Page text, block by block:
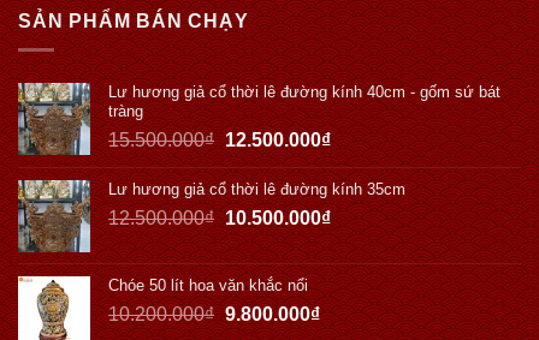
SẢN PHẨM BÁN CHẠY
Lư hương giả cổ thời lê đường kính 40cm - gốm sứ bát
tràng
15.500.000₫ 12.500.000₫
Lư hương giả cổ thời lê đường kính 35cm
12.500.000₫ 10.500.000₫
Chóe 50 lít hoa văn khắc nổi
10.200.000₫ 9.800.000₫